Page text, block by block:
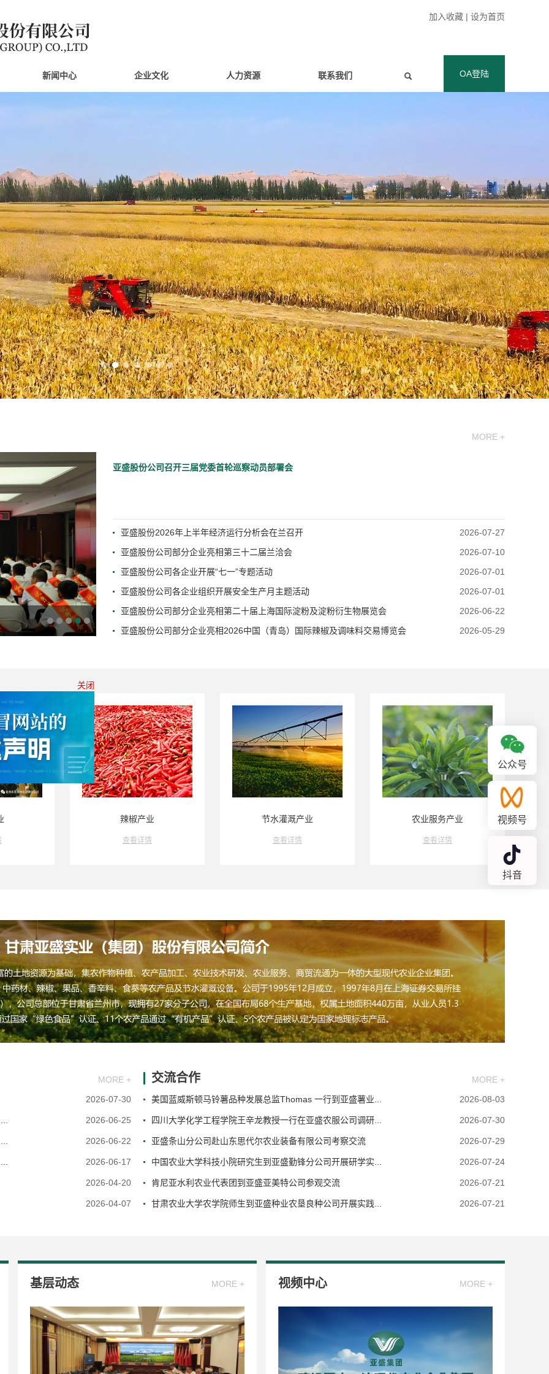
新闻中心 企业文化 人力资源 联系我们 OA登陆
加入收藏 | 设为首页
MORE +
亚盛股份公司召开三届党委首轮巡察动员部署会
亚盛股份2026年上半年经济运行分析会在兰召开
2026-07-27
亚盛股份公司部分企业亮相第三十二届兰洽会
2026-07-10
亚盛股份公司各企业开展“七一”专题活动
2026-07-01
亚盛股份公司各企业组织开展安全生产月主题活动
2026-07-01
亚盛股份公司部分企业亮相第二十届上海国际淀粉及淀粉衍生物展览会
2026-06-22
亚盛股份公司部分企业亮相2026中国（青岛）国际辣椒及调味料交易博览会
2026-05-29
辣椒产业
查看详情
节水灌溉产业
查看详情
农业服务产业
查看详情
MORE +
2026-07-30
2026-06-25
2026-06-22
2026-06-17
2026-04-20
2026-04-07
交流合作
MORE +
美国蓝威斯顿马铃薯品种发展总监Thomas 一行到亚盛薯业...
2026-08-03
四川大学化学工程学院王辛龙教授一行在亚盛农服公司调研... 2026-07-30
亚盛条山分公司赴山东思代尔农业装备有限公司考察交流 2026-07-29
中国农业大学科技小院研究生到亚盛勤锋分公司开展研学实... 2026-07-24
肯尼亚水利农业代表团到亚盛亚美特公司参观交流 2026-07-21
甘肃农业大学农学院师生到亚盛种业农垦良种公司开展实践... 2026-07-21
基层动态 MORE + 视频中心 MORE +
公众号
视频号
抖音